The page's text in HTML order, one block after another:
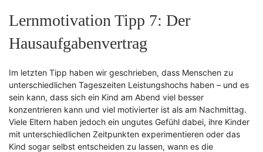
Lernmotivation Tipp 7: Der
Hausaufgabenvertrag
Im letzten Tipp haben wir geschrieben, dass Menschen zu
unterschiedlichen Tageszeiten Leistungshochs haben – und es
sein kann, dass sich ein Kind am Abend viel besser
konzentrieren kann und viel motivierter ist als am Nachmittag.
Viele Eltern haben jedoch ein ungutes Gefühl dabei, ihre Kinder
mit unterschiedlichen Zeitpunkten experimentieren oder das
Kind sogar selbst entscheiden zu lassen, wann es die